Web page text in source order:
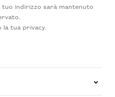
tuo indirizzo sarà mantenuto
la tua privacy.